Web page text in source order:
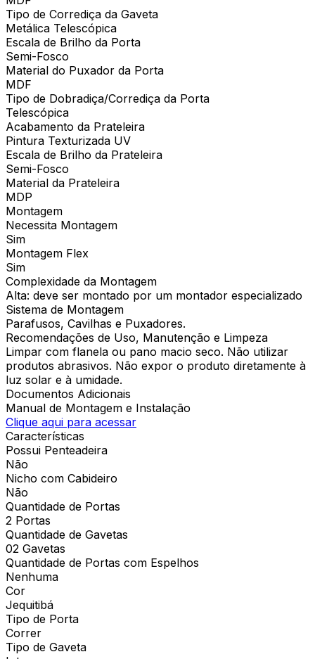
Tipo de Corrediça da Gaveta
Metálica Telescópica
Escala de Brilho da Porta
Semi-Fosco
Material do Puxador da Porta
MDF
Tipo de Dobradiça/Corrediça da Porta
Telescópica
Acabamento da Prateleira
Pintura Texturizada UV
Escala de Brilho da Prateleira
Semi-Fosco
Material da Prateleira
MDP
Montagem
Necessita Montagem
Sim
Montagem Flex
Sim
Complexidade da Montagem
Alta: deve ser montado por um montador especializado
Sistema de Montagem
Parafusos, Cavilhas e Puxadores.
Recomendações de Uso, Manutenção e Limpeza
Limpar com flanela ou pano macio seco. Não utilizar
produtos abrasivos. Não expor o produto diretamente à
luz solar e à umidade.
Documentos Adicionais
Manual de Montagem e Instalação
Clique aqui para acessar
Características
Possui Penteadeira
Não
Nicho com Cabideiro
Não
Quantidade de Portas
2 Portas
Quantidade de Gavetas
02 Gavetas
Quantidade de Portas com Espelhos
Nenhuma
Cor
Jequitibá
Tipo de Porta
Correr
Tipo de Gaveta